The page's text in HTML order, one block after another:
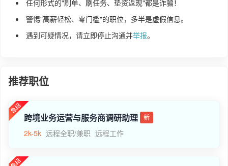
任何形式的"刷单、刷任务、垫资返现"都是诈骗！
警惕"高薪轻松、零门槛"的职位，多半是虚假信息。
遇到可疑情况，请立即停止沟通并举报。
推荐职位
跨境业务运营与服务商调研助理 新
2k-5k 远程全职/兼职 远程工作